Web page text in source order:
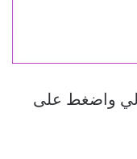
واضغط على